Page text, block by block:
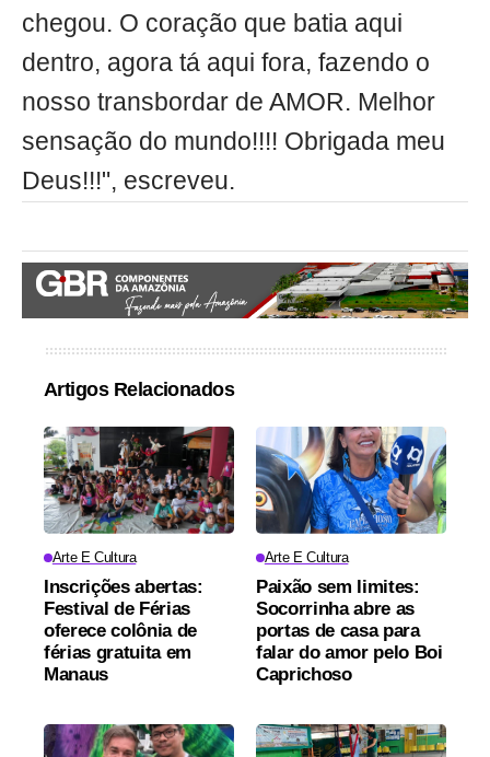
chegou. O coração que batia aqui
dentro, agora tá aqui fora, fazendo o
nosso transbordar de AMOR. Melhor
sensação do mundo!!!! Obrigada meu
Deus!!!", escreveu.
Artigos Relacionados
Arte E Cultura
Inscrições abertas:
Festival de Férias
oferece colônia de
férias gratuita em
Manaus
Arte E Cultura
Paixão sem limites:
Socorrinha abre as
portas de casa para
falar do amor pelo Boi
Caprichoso